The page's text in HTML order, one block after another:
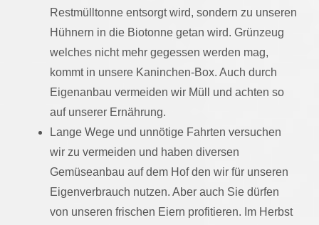
Restmülltonne entsorgt wird, sondern zu unseren
Hühnern in die Biotonne getan wird. Grünzeug
welches nicht mehr gegessen werden mag,
kommt in unsere Kaninchen-Box. Auch durch
Eigenanbau vermeiden wir Müll und achten so
auf unserer Ernährung.
Lange Wege und unnötige Fahrten versuchen
wir zu vermeiden und haben diversen
Gemüseanbau auf dem Hof den wir für unseren
Eigenverbrauch nutzen. Aber auch Sie dürfen
von unseren frischen Eiern profitieren. Im Herbst